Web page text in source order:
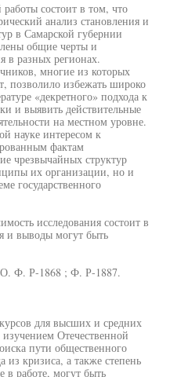
состоит в том, что
анализ становления и
в Самарской губернии
общие черты и
в разных регионах.
многие из которых
позволило избежать широко
«декретного» подхода к
и выявить действительные
на местном уровне.
науке интересом к
фактам
чрезвычайных структур
их организации, но и
государственного
исследования состоит в
и выводы могут быть
Ф. Р-1868 ; Ф. Р-1887.
для высших и средних
Отечественной
пути общественного
из кризиса, а также степень
в работе, могут быть